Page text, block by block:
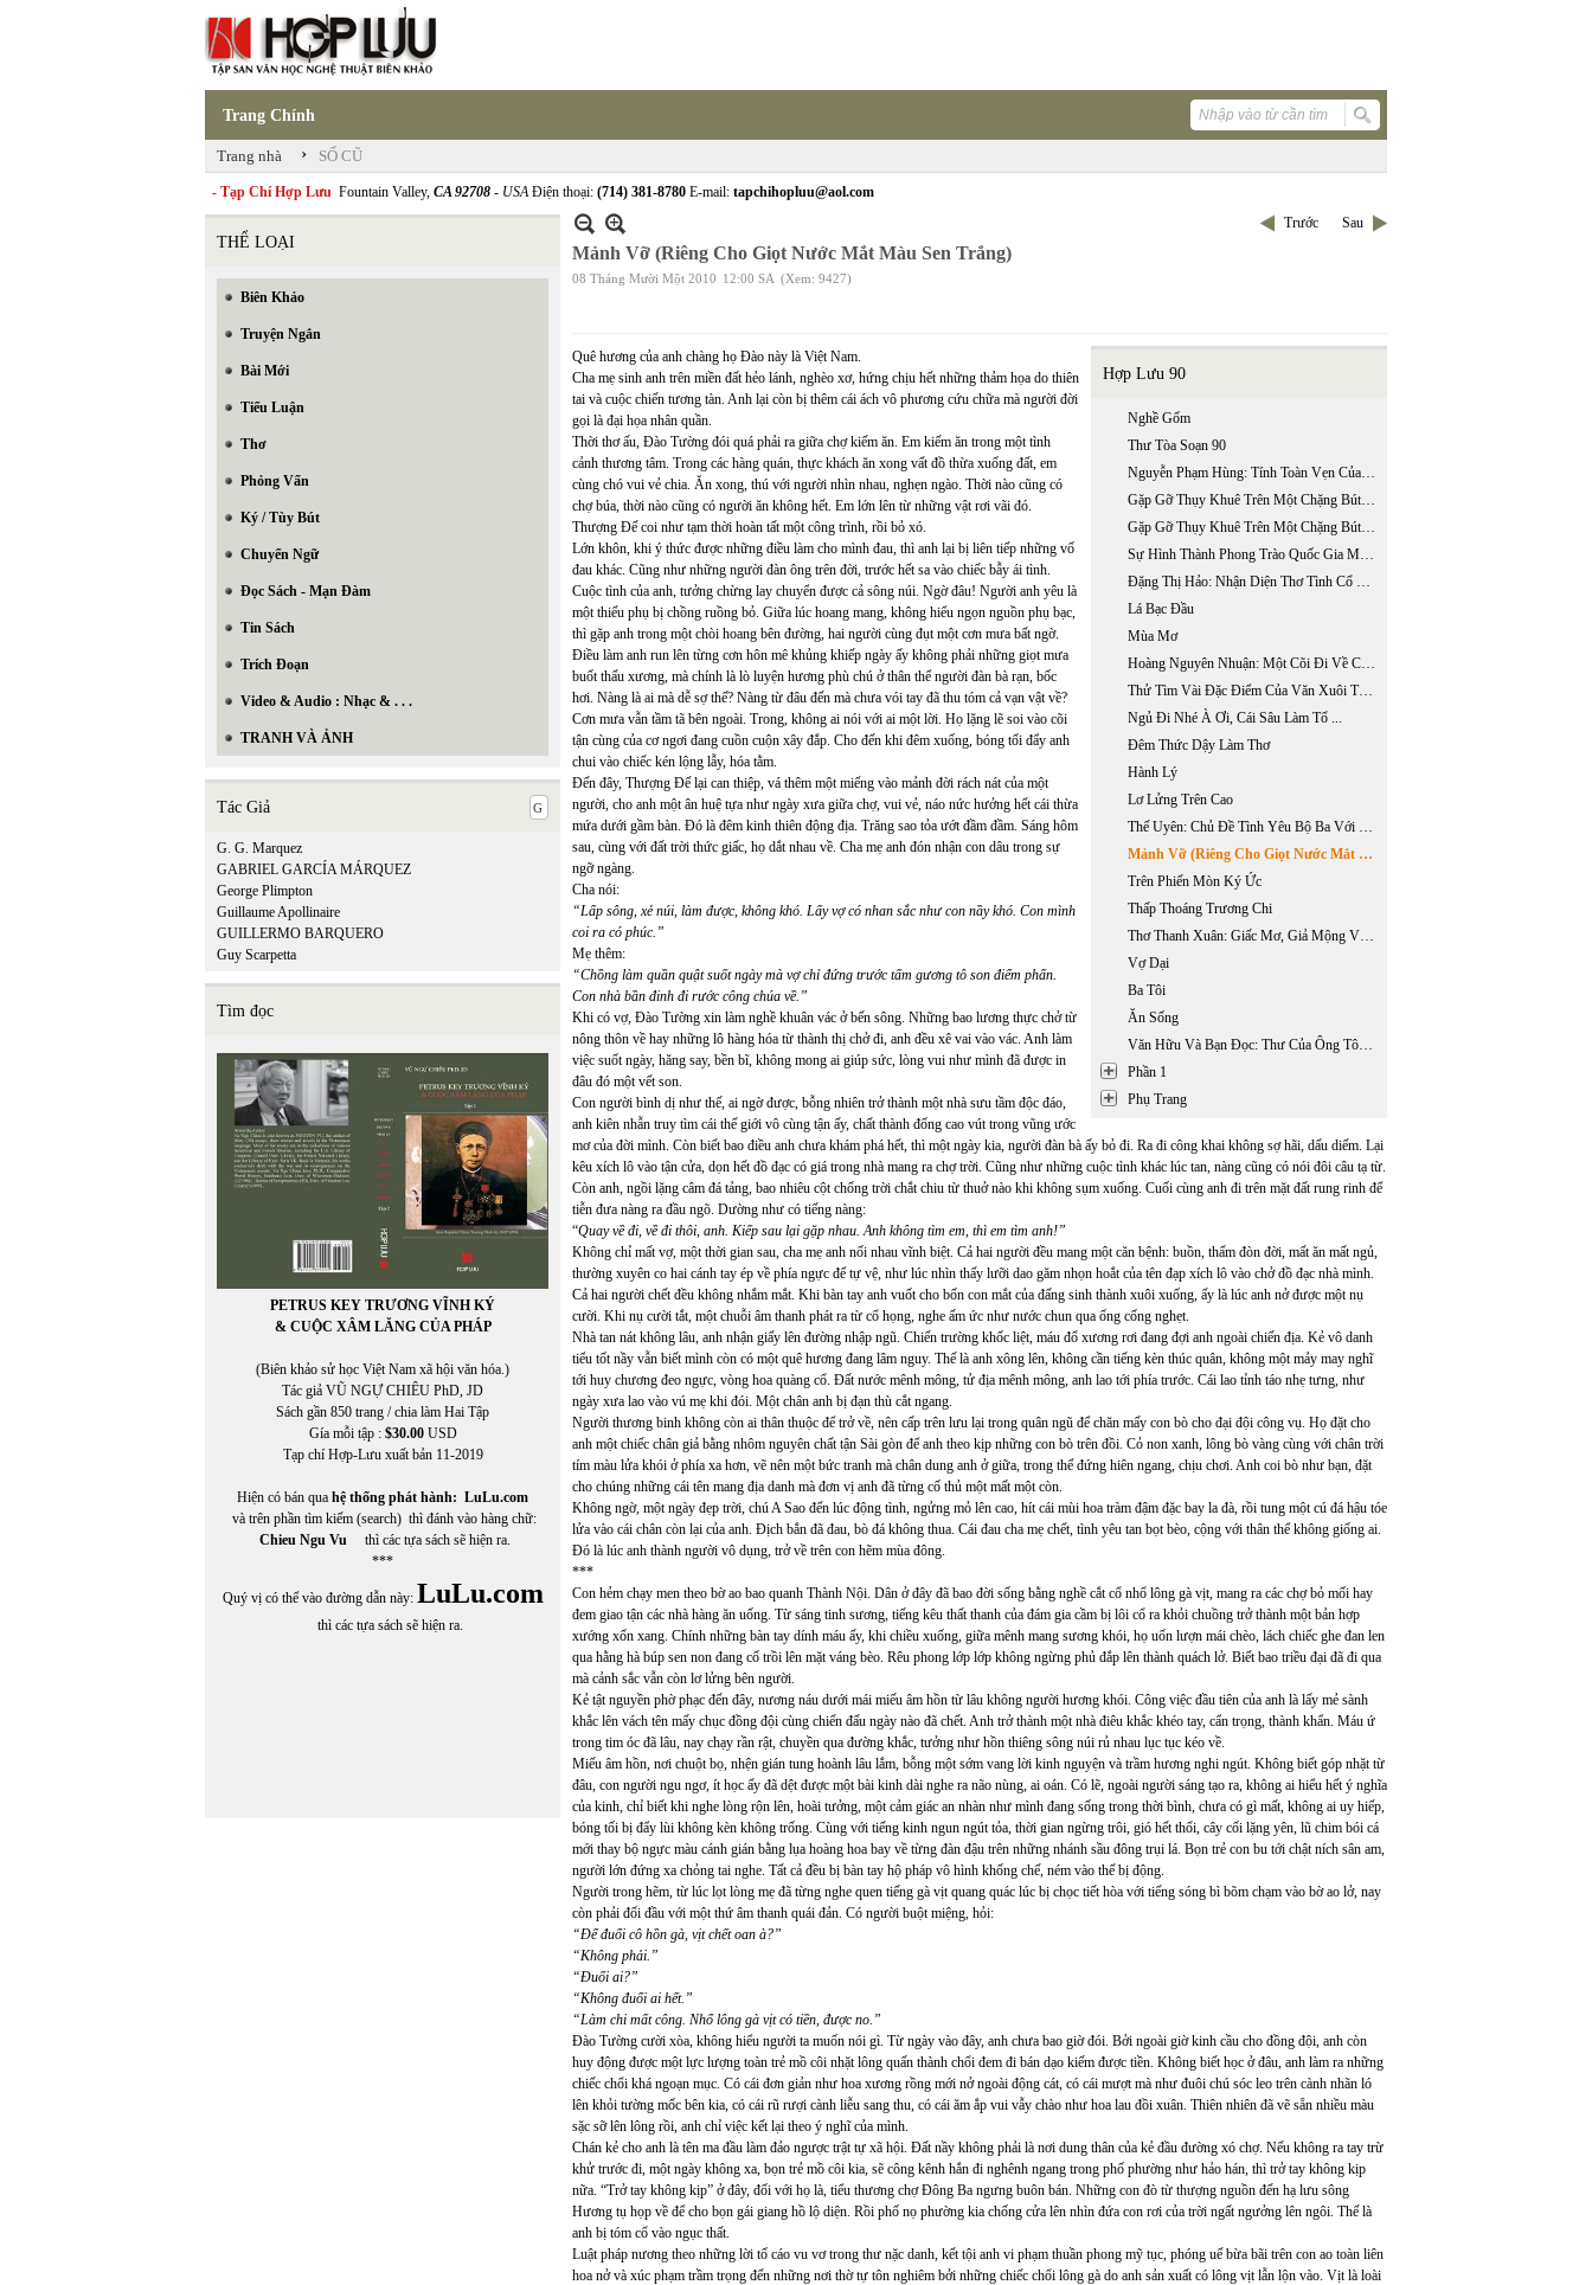
Trang Chính
Trang nhà › SỐ CŨ
- Tạp Chí Hợp Lưu Fountain Valley, CA 92708 - USAĐiện thoại: (714) 381-8780 E-mail: tapchihopluu@aol.com
THỂ LOẠI
Biên Khảo
Truyện Ngắn
Bài Mới
Tiểu Luận
Thơ
Phỏng Vấn
Ký / Tùy Bút
Chuyển Ngữ
Đọc Sách - Mạn Đàm
Tin Sách
Trích Đoạn
Video & Audio : Nhạc & . . .
TRANH VÀ ẢNH
Tác Giả
G. G. Marquez
GABRIEL GARCÍA MÁRQUEZ
George Plimpton
Guillaume Apollinaire
GUILLERMO BARQUERO
Guy Scarpetta
Tìm đọc
PETRUS KEY TRƯƠNG VĨNH KÝ
& CUỘC XÂM LĂNG CỦA PHÁP
(Biên khảo sử học Việt Nam xã hội văn hóa.)
Tác giả VŨ NGỰ CHIÊU PhD, JD
Sách gần 850 trang / chia làm Hai Tập
Gía mỗi tập : $30.00USD
Tạp chí Hợp-Lưu xuất bản 11-2019
Hiện có bán qua hệ thống phát hành: LuLu.com
và trên phần tìm kiếm (search) thì đánh vào hàng chữ:
Chieu Ngu Vu thì các tựa sách sẽ hiện ra.
***
Quý vị có thể vào đường dẫn này: LuLu.com
thì các tựa sách sẽ hiện ra.
Trước Sau
Mảnh Vỡ (Riêng Cho Giọt Nước Mắt Màu Sen Trắng)
08 Tháng Mười Một 2010 12:00 SA (Xem: 9427)
Hợp Lưu 90
Nghề Gốm
Thư Tòa Soạn 90
Nguyễn Phạm Hùng: Tính Toàn Vẹn Của Lịch Sử Văn Học
Gặp Gỡ Thụy Khuê Trên Một Chặng Bút Trình - Phần 1
Gặp Gỡ Thụy Khuê Trên Một Chặng Bút Trình - Phần 2
Sự Hình Thành Phong Trào Quốc Gia Mới: Từ “Trung Quân” Sang “Ái Quốc” - Phần 2
Đặng Thị Hảo: Nhận Diện Thơ Tình Cổ Trung Đại
Lá Bạc Đầu
Mùa Mơ
Hoàng Nguyên Nhuận: Một Cõi Đi Về Cho Trịnh Công Sơn?
Thử Tìm Vài Đặc Điểm Của Văn Xuôi Tự Sự Quốc Ngữ Nam Bộ Trong Bước Khởi Đầu
Ngủ Đi Nhé À Ơi, Cái Sâu Làm Tổ ...
Đêm Thức Dậy Làm Thơ
Hành Lý
Lơ Lửng Trên Cao
Thế Uyên: Chủ Đề Tình Yêu Bộ Ba Với “trưa Nắng Hàm Ninh” Của Phùng Khánh Minh
Mảnh Vỡ (Riêng Cho Giọt Nước Mắt Màu Sen Trắng)
Trên Phiến Mòn Ký Ức
Thấp Thoáng Trương Chi
Thơ Thanh Xuân: Giấc Mơ, Giả Mộng Và Bóng Căng
Vợ Dại
Ba Tôi
Ăn Sống
Văn Hữu Và Bạn Đọc: Thư Của Ông Tô Hoài Dương
Phần 1
Phụ Trang
Quê hương của anh chàng họ Đào này là Việt Nam.
Cha mẹ sinh anh trên miền đất hẻo lánh, nghèo xơ, hứng chịu hết những thảm họa do thiên
tai và cuộc chiến tương tàn. Anh lại còn bị thêm cái ách vô phương cứu chữa mà người đời
gọi là đại họa nhân quần.
Thời thơ ấu, Đào Tường đói quá phải ra giữa chợ kiếm ăn. Em kiếm ăn trong một tình
cảnh thương tâm. Trong các hàng quán, thực khách ăn xong vất đồ thừa xuống đất, em
cùng chó vui vẻ chia. Ăn xong, thú với người nhìn nhau, nghẹn ngào. Thời nào cũng có
chợ búa, thời nào cũng có người ăn không hết. Em lớn lên từ những vật rơi vãi đó.
Thượng Đế coi như tạm thời hoàn tất một công trình, rồi bỏ xó.
Lớn khôn, khi ý thức được những điều làm cho mình đau, thì anh lại bị liên tiếp những vố
đau khác. Cũng như những người đàn ông trên đời, trước hết sa vào chiếc bẫy ái tình.
Cuộc tình của anh, tưởng chừng lay chuyển được cả sông núi. Ngờ đâu! Người anh yêu là
một thiếu phụ bị chồng ruồng bỏ. Giữa lúc hoang mang, không hiểu ngọn nguồn phụ bạc,
thì gặp anh trong một chòi hoang bên đường, hai người cùng đụt một cơn mưa bất ngờ.
Điều làm anh run lên từng cơn hôn mê khủng khiếp ngày ấy không phải những giọt mưa
buốt thấu xương, mà chính là lò luyện hương phù chú ở thân thể người đàn bà rạn, bốc
hơi. Nàng là ai mà dễ sợ thế? Nàng từ đâu đến mà chưa vói tay đã thu tóm cả vạn vật về?
Cơn mưa vẫn tầm tã bên ngoài. Trong, không ai nói với ai một lời. Họ lặng lẽ soi vào cõi
tận cùng của cơ ngơi đang cuồn cuộn xây đắp. Cho đến khi đêm xuống, bóng tối đẩy anh
chui vào chiếc kén lộng lẫy, hóa tằm.
Đến đây, Thượng Đế lại can thiệp, vá thêm một miếng vào mảnh đời rách nát của một
người, cho anh một ân huệ tựa như ngày xưa giữa chợ, vui vẻ, náo nức hưởng hết cái thừa
mứa dưới gầm bàn. Đó là đêm kinh thiên động địa. Trăng sao tỏa ướt đầm đầm. Sáng hôm
sau, cùng với đất trời thức giấc, họ dắt nhau về. Cha mẹ anh đón nhận con dâu trong sự
ngỡ ngàng.
Cha nói:
“Lấp sông, xẻ núi, làm được, không khó. Lấy vợ có nhan sắc như con nầy khó. Con mình
coi ra có phúc.”
Mẹ thêm:
“Chồng làm quần quật suốt ngày mà vợ chỉ đứng trước tấm gương tô son điểm phấn.
Con nhà bần đinh đi rước công chúa về.”
Khi có vợ, Đào Tường xin làm nghề khuân vác ở bến sông. Những bao lương thực chở từ
nông thôn về hay những lô hàng hóa từ thành thị chở đi, anh đều xê vai vào vác. Anh làm
việc suốt ngày, hăng say, bền bĩ, không mong ai giúp sức, lòng vui như mình đã được in
đâu đó một vết son.
Con người bình dị như thế, ai ngờ được, bỗng nhiên trở thành một nhà sưu tầm độc đáo,
anh kiên nhẫn truy tìm cái thế giới vô cùng tận ấy, chất thành đống cao vút trong vũng ước
mơ của đời mình. Còn biết bao điều anh chưa khám phá hết, thì một ngày kia, người đàn bà ấy bỏ đi. Ra đi công khai không sợ hãi, dấu diếm. Lại
kêu xích lô vào tận cửa, dọn hết đồ đạc có giá trong nhà mang ra chợ trời. Cũng như những cuộc tình khác lúc tan, nàng cũng có nói đôi câu tạ từ.
Còn anh, ngồi lặng câm đá tảng, bao nhiêu cột chống trời chắt chiu từ thuở nào khi không sụm xuống. Cuối cùng anh đi trên mặt đất rung rinh để
tiễn đưa nàng ra đầu ngõ. Dường như có tiếng nàng:
“Quay về đi, về đi thôi, anh. Kiếp sau lại gặp nhau. Anh không tìm em, thì em tìm anh!”
Không chỉ mất vợ, một thời gian sau, cha mẹ anh nối nhau vĩnh biệt. Cả hai người đều mang một căn bệnh: buồn, thấm đòn đời, mất ăn mất ngủ,
thường xuyên co hai cánh tay ép về phía ngực để tự vệ, như lúc nhìn thấy lưỡi dao găm nhọn hoắt của tên đạp xích lô vào chở đồ đạc nhà mình.
Cả hai người chết đều không nhắm mắt. Khi bàn tay anh vuốt cho bốn con mắt của đấng sinh thành xuôi xuống, ấy là lúc anh nở được một nụ
cười. Khi nụ cười tắt, một chuỗi âm thanh phát ra từ cổ họng, nghe ấm ức như nước chun qua ống cống nghẹt.
Nhà tan nát không lâu, anh nhận giấy lên đường nhập ngũ. Chiến trường khốc liệt, máu đổ xương rơi đang đợi anh ngoài chiến địa. Kẻ vô danh
tiểu tốt nầy vẫn biết mình còn có một quê hương đang lâm nguy. Thế là anh xông lên, không cần tiếng kèn thúc quân, không một mảy may nghĩ
tới huy chương đeo ngực, vòng hoa quàng cổ. Đất nước mênh mông, tử địa mênh mông, anh lao tới phía trước. Cái lao tỉnh táo nhẹ tưng, như
ngày xưa lao vào vú mẹ khi đói. Một chân anh bị đạn thù cắt ngang.
Người thương binh không còn ai thân thuộc để trở về, nên cấp trên lưu lại trong quân ngũ để chăn mấy con bò cho đại đội công vụ. Họ đặt cho
anh một chiếc chân giả bằng nhôm nguyên chất tận Sài gòn để anh theo kịp những con bò trên đồi. Cỏ non xanh, lông bò vàng cùng với chân trời
tím màu lửa khói ở phía xa hơn, vẽ nên một bức tranh mà chân dung anh ở giữa, trong thế đứng hiên ngang, chịu chơi. Anh coi bò như bạn, đặt
cho chúng những cái tên mang địa danh mà đơn vị anh đã từng cố thủ một mất một còn.
Không ngờ, một ngày đẹp trời, chú A Sao đến lúc động tình, ngửng mỏ lên cao, hít cái mùi hoa tràm đậm đặc bay la đà, rồi tung một cú đá hậu tóe
lửa vào cái chân còn lại của anh. Địch bắn đã đau, bò đá không thua. Cái đau cha mẹ chết, tình yêu tan bọt bèo, cộng với thân thể không giống ai.
Đó là lúc anh thành người vô dụng, trở về trên con hẽm mùa đông.
***
Con hẻm chạy men theo bờ ao bao quanh Thành Nội. Dân ở đây đã bao đời sống bằng nghề cắt cổ nhổ lông gà vịt, mang ra các chợ bỏ mối hay
đem giao tận các nhà hàng ăn uống. Từ sáng tinh sương, tiếng kêu thất thanh của đám gia cầm bị lôi cổ ra khỏi chuồng trở thành một bản hợp
xướng xốn xang. Chính những bàn tay dính máu ấy, khi chiều xuống, giữa mênh mang sương khói, họ uốn lượn mái chèo, lách chiếc ghe đan len
qua hằng hà búp sen non đang cố trồi lên mặt váng bèo. Rêu phong lớp lớp không ngừng phủ đắp lên thành quách lở. Biết bao triều đại đã đi qua
mà cảnh sắc vẫn còn lơ lửng bên người.
Kẻ tật nguyền phờ phạc đến đây, nương náu dưới mái miếu âm hồn từ lâu không người hương khói. Công việc đầu tiên của anh là lấy mẻ sành
khắc lên vách tên mấy chục đồng đội cùng chiến đấu ngày nào đã chết. Anh trở thành một nhà điêu khắc khéo tay, cẩn trọng, thành khẩn. Máu ứ
trong tim óc đã lâu, nay chạy rần rật, chuyền qua đường khắc, tưởng như hồn thiêng sông núi rủ nhau lục tục kéo về.
Miếu âm hồn, nơi chuột bọ, nhện gián tung hoành lâu lắm, bỗng một sớm vang lời kinh nguyện và trầm hương nghi ngút. Không biết góp nhặt từ
đâu, con người ngu ngơ, ít học ấy đã dệt được một bài kinh dài nghe ra não nùng, ai oán. Có lẽ, ngoài người sáng tạo ra, không ai hiểu hết ý nghĩa
của kinh, chỉ biết khi nghe lòng rộn lên, hoài tưởng, một cảm giác an nhàn như mình đang sống trong thời bình, chưa có gì mất, không ai uy hiếp,
bóng tối bị đẩy lùi không kèn không trống. Cùng với tiếng kinh ngun ngút tỏa, thời gian ngừng trôi, gió hết thổi, cây cối lặng yên, lũ chim bói cá
mới thay bộ ngực màu cánh gián bằng lụa hoàng hoa bay về từng đàn đậu trên những nhánh sầu đông trụi lá. Bọn trẻ con bu tới chật ních sân am,
người lớn đứng xa chỏng tai nghe. Tất cả đều bị bàn tay hộ pháp vô hình khống chế, ném vào thế bị động.
Người trong hẽm, từ lúc lọt lòng mẹ đã từng nghe quen tiếng gà vịt quang quác lúc bị chọc tiết hòa với tiếng sóng bì bõm chạm vào bờ ao lở, nay
còn phải đối đầu với một thứ âm thanh quái đản. Có người buột miệng, hỏi:
“Để đuổi cô hồn gà, vịt chết oan à?”
“Không phải.”
“Đuổi ai?”
“Không đuổi ai hết.”
“Làm chi mất công. Nhổ lông gà vịt có tiền, được no.”
Đào Tường cười xòa, không hiểu người ta muốn nói gì. Từ ngày vào đây, anh chưa bao giờ đói. Bởi ngoài giờ kinh cầu cho đồng đội, anh còn
huy động được một lực lượng toàn trẻ mồ côi nhặt lông quấn thành chổi đem đi bán dạo kiếm được tiền. Không biết học ở đâu, anh làm ra những
chiếc chổi khá ngoạn mục. Có cái đơn giản như hoa xương rồng mới nở ngoài động cát, có cái mượt mà như đuôi chú sóc leo trên cành nhãn ló
lên khỏi tường mốc bên kia, có cái rũ rượi cành liễu sang thu, có cái ăm ắp vui vẫy chào như hoa lau đồi xuân. Thiên nhiên đã vẽ sẵn nhiều màu
sặc sỡ lên lông rồi, anh chỉ việc kết lại theo ý nghĩ của mình.
Chán kẻ cho anh là tên ma đầu làm đảo ngược trật tự xã hội. Đất nầy không phải là nơi dung thân của kẻ đầu đường xó chợ. Nếu không ra tay trừ
khử trước đi, một ngày không xa, bọn trẻ mồ côi kia, sẽ công kênh hắn đi nghênh ngang trong phố phường như hảo hán, thì trở tay không kịp
nữa. “Trở tay không kịp” ở đây, đối với họ là, tiểu thương chợ Đông Ba ngưng buôn bán. Những con đò từ thượng nguồn đến hạ lưu sông
Hương tụ họp về để cho bọn gái giang hồ lộ diện. Rồi phố nọ phường kia chống cửa lên nhìn đứa con rơi của trời ngất ngưởng lên ngôi. Thế là
anh bị tóm cổ vào ngục thất.
Luật pháp nương theo những lời tố cáo vu vơ trong thư nặc danh, kết tội anh vi phạm thuần phong mỹ tục, phóng uế bừa bãi trên con ao toàn liên
hoa nở và xúc phạm trầm trọng đến những nơi thờ tự tôn nghiêm bởi những chiếc chổi lông gà do anh sản xuất có lông vịt lẫn lộn vào. Vịt là loài